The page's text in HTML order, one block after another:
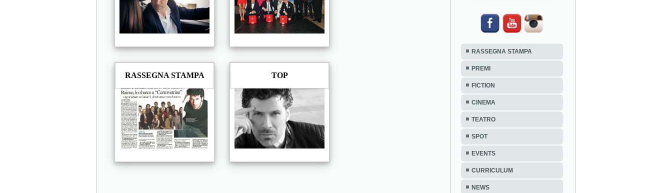
RASSEGNA STAMPA TOP
RASSEGNA STAMPA
PREMI
FICTION
CINEMA
TEATRO
SPOT
EVENTS
CURRICULUM
NEWS